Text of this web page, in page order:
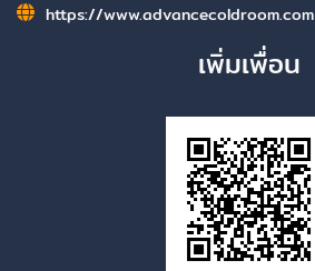
https://www.advancecoldroom.com
เพิ่มเพื่อน